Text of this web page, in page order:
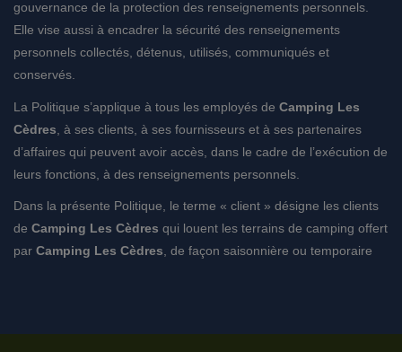
gouvernance de la protection des renseignements personnels.
Elle vise aussi à encadrer la sécurité des renseignements
personnels collectés, détenus, utilisés, communiqués et
conservés.
La Politique s’applique à tous les employés de Camping Les
Cèdres , à ses clients, à ses fournisseurs et à ses partenaires
d’affaires qui peuvent avoir accès, dans le cadre de l’exécution de
leurs fonctions, à des renseignements personnels.
Dans la présente Politique, le terme « client » désigne les clients
de Camping Les Cèdres qui louent les terrains de camping offert
par Camping Les Cèdres , de façon saisonnière ou temporaire